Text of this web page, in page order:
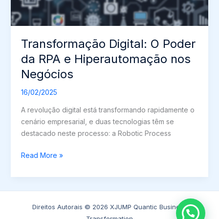
Transformação Digital: O Poder
da RPA e Hiperautomação nos
Negócios
16/02/2025
A revolução digital está transformando rapidamente o
cenário empresarial, e duas tecnologias têm se
destacado neste processo: a Robotic Process
Transformação
O
Poder
Read More »
Direitos Autorais © 2026 XJUMP Quantic Business